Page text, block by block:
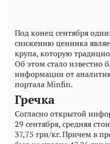
Под конец сентября
снижению ценника
крупа, которую
Об этом стало известно
информации от
портала Minfin.
Гречка
Согласно открытой
29 сентября, средняя
37,75 грн/кг. Причем в